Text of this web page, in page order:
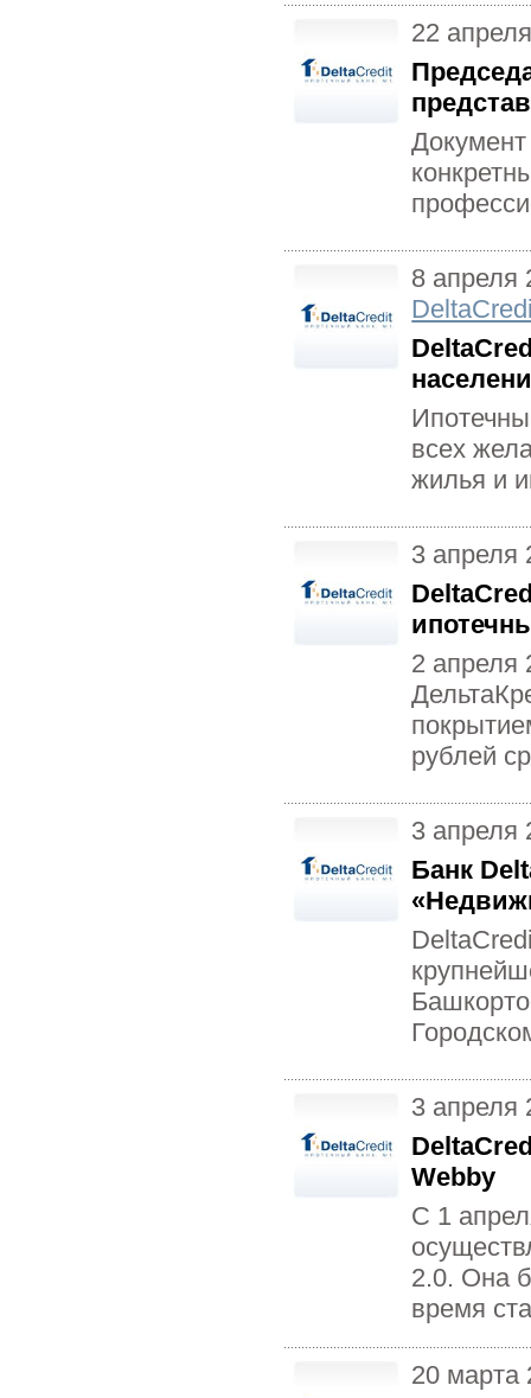
22
8 апреля
всех
жилья и
3 апреля
2 апреля
рублей
3 апреля
Банк
3 апреля
Webby
С 1
2.0. Она
время
20 марта